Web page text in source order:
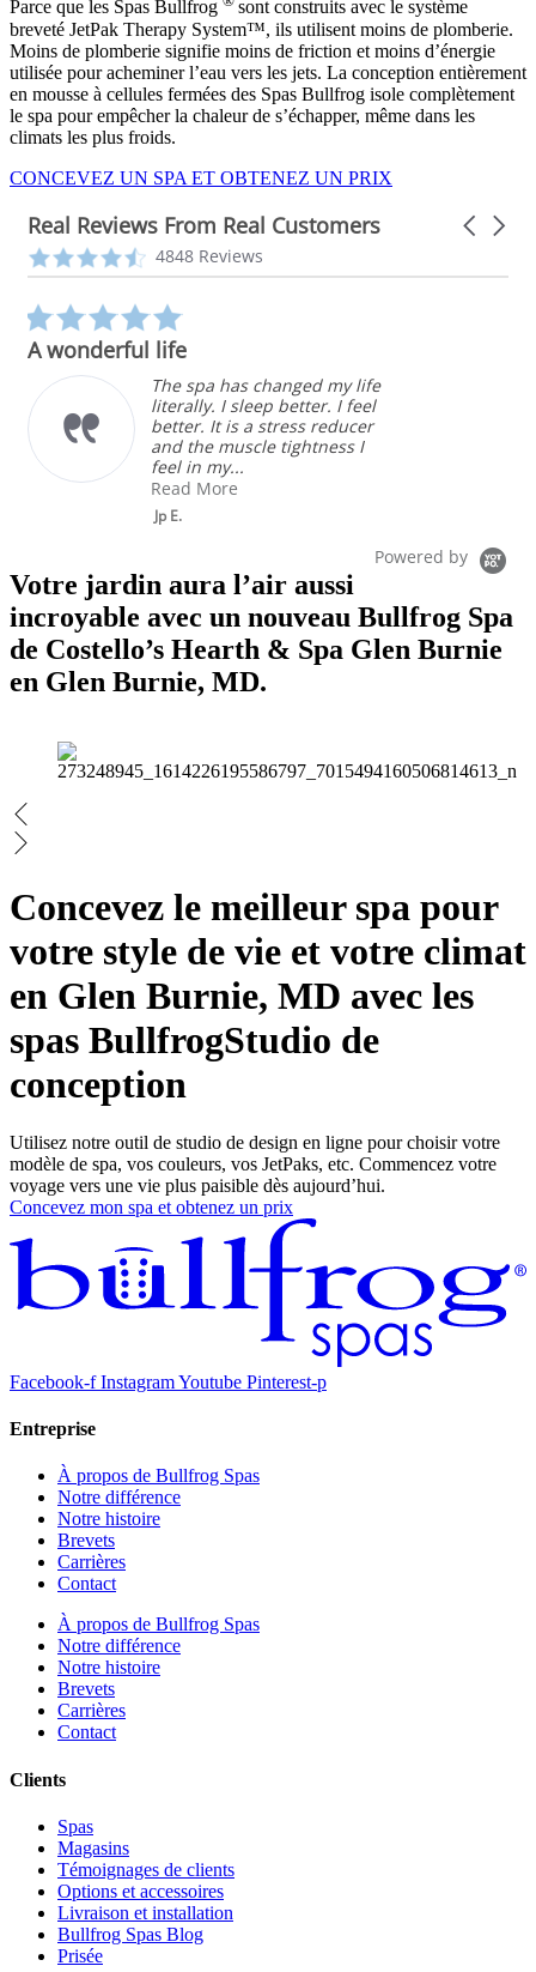
Parce que les Spas Bullfrog
sont construits avec le système
breveté JetPak Therapy System™, ils utilisent moins de plomberie.
Moins de plomberie signifie moins de friction et moins d’énergie
utilisée pour acheminer l’eau vers les jets. La conception entièrement
en mousse à cellules fermées des Spas Bullfrog isole complètement
le spa pour empêcher la chaleur de s’échapper, même dans les
climats les plus froids.
CONCEVEZ UN SPA ET OBTENEZ UN PRIX
Real Reviews From Real Customers
Reviews
carousel
Carousel
4.3
star
4848 Reviews
rating
A wonderful life
The spa has changed my life
literally. I sleep better. I feel
better. It is a stress reducer
and the muscle tightness I
feel in my...
Read More
Jp E.
Powered by
Votre jardin aura l’air aussi
incroyable avec un nouveau Bullfrog Spa
de Costello’s Hearth & Spa Glen Burnie
en Glen Burnie, MD.
Concevez le meilleur spa pour
votre style de vie et votre climat
en Glen Burnie, MD avec les
spas BullfrogStudio de
conception
Utilisez notre outil de studio de design en ligne pour choisir votre
modèle de spa, vos couleurs, vos JetPaks, etc. Commencez votre
voyage vers une vie plus paisible dès aujourd’hui.
Concevez mon spa et obtenez un prix
Facebook-f InstagramYoutube Pinterest-p
Entreprise
À propos de Bullfrog Spas
Notre différence
Notre histoire
Brevets
Carrières
Contact
À propos de Bullfrog Spas
Notre différence
Notre histoire
Brevets
Carrières
Contact
Clients
Spas
Magasins
Témoignages de clients
Options et accessoires
Livraison et installation
Bullfrog Spas Blog
Prisée